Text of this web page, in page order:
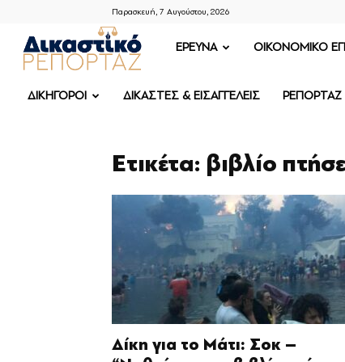
Παρασκευή, 7 Αυγούστου, 2026
ΔΙΚΑΣΤΙΚΟ
ΡΕΠΟΡΤΑΖ
ΕΡΕΥΝΑ OIKONOMIKO
ΔΙΚΗΓΟΡΟΙ ΔΙΚΑΣΤΕΣ & ΕΙΣΑΓΓΕΛΕΙΣ ΡΕΠΟΡΤΑΖ
Ετικέτα: βιβλίο
Δίκη για το Μάτι: Σοκ –